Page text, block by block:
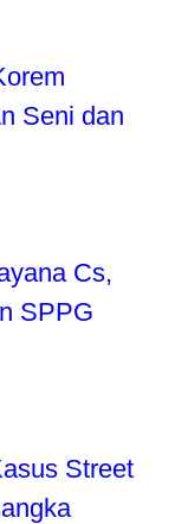
Seni dan
Cs,
SPPG
Street